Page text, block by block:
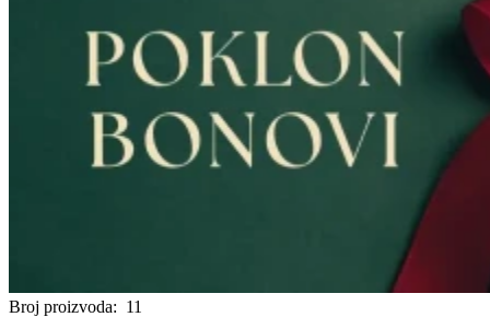
Broj proizvoda: 11